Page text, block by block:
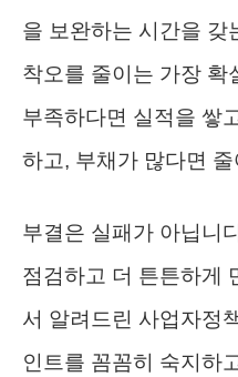
을 보완하는 시간을 갖
착오를 줄이는 가장 확
부족하다면 실적을 쌓
하고, 부채가 많다면
부결은 실패가 아닙니
점검하고 더 튼튼하게
서 알려드린 사업자정
인트를 꼼꼼히 숙지하